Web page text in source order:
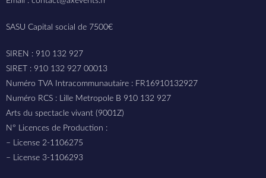
SASU Capital social de 7500€
SIREN : 910 132 927
SIRET : 910 132 927 00013
Numéro TVA Intracommunautaire : FR16910132927
Numéro RCS : Lille Metropole B 910 132 927
Arts du spectacle vivant (9001Z)
N° Licences de Production :
– License 2-1106275
– License 3-1106293